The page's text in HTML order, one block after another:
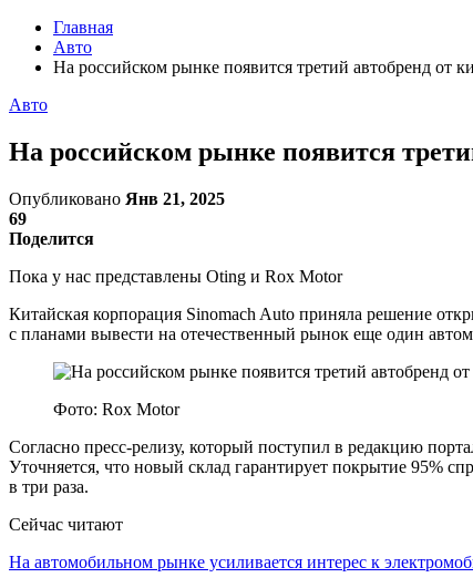
Главная
Авто
На российском рынке появится третий автобренд от
Авто
На российском рынке появится
Опубликовано Янв 21, 2025
69
Поделится
Пока у нас представлены Oting и Rox Motor
Китайская корпорация Sinomach Auto приняла решение
с планами вывести на отечественный рынок еще один
Фото: Rox Motor
Согласно пресс-релизу, который поступил в редакцию
Уточняется, что новый склад гарантирует покрытие 95%
в три раза.
Сейчас читают
На автомобильном рынке усиливается интерес к